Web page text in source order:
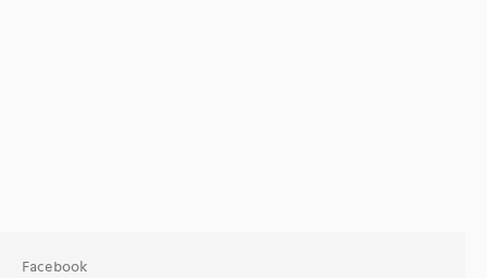
Facebook